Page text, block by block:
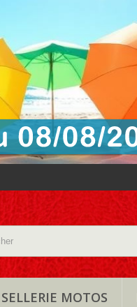
SELLERIE MOTOS